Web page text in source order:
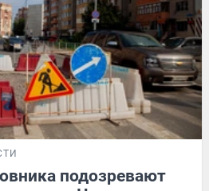
подозревают